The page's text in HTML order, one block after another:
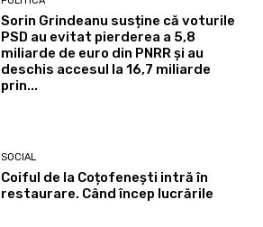
Sorin Grindeanu susține că voturile
PSD au evitat pierderea a 5,8
miliarde de euro din PNRR și au
deschis accesul la 16,7 miliarde
prin...
SOCIAL
Coiful de la Coțofenești intră în
restaurare. Când încep lucrările